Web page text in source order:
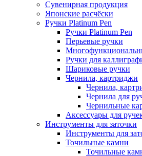
Сувенирная продукция
Японские расчёски
Ручки Platinum Pen
Ручки Platinum Pen
Перьевые ручки
Ручки для
Шариковые ручки
Чернила, картриджи
Чернила,
Чернила для
Чернильные
Аксессуары для
Инструменты для заточки
Инструменты для
Точильные камни
Точильные